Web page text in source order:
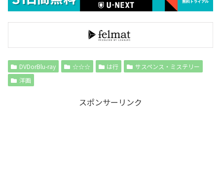
DVDorBlu-ray ☆☆☆ は行
サスペンス・ミステリー
洋画
スポンサーリンク